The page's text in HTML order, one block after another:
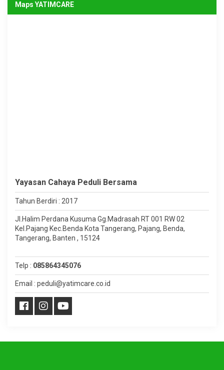
Maps YATIMCARE
Yayasan Cahaya Peduli Bersama
Tahun Berdiri : 2017
Jl.Halim Perdana Kusuma Gg.Madrasah RT 001 RW 02
Kel.Pajang Kec.Benda Kota Tangerang, Pajang, Benda,
Tangerang, Banten , 15124
Telp : 085864345076
Email : peduli@yatimcare.co.id